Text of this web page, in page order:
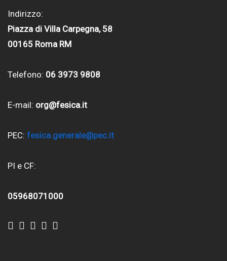
Indirizzo:
Piazza di Villa Carpegna, 58
00165 Roma RM
Telefono: 06 3973 9808
E-mail: org@fesica.it
PEC: fesica.generale@pec.it
PI e CF:
05968071000